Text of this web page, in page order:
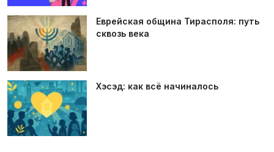
Еврейская община Тирасполя: путь
сквозь века
Хэсэд: как всё начиналось